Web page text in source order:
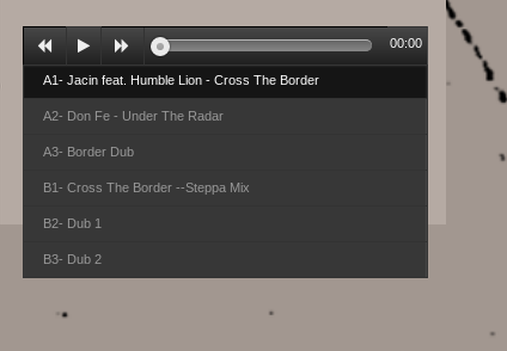
A1- Jacin feat. Humble Lion - Cross The Border
A2- Don Fe - Under The Radar
A3- Border Dub
B1- Cross The Border --Steppa Mix
B2- Dub 1
B3- Dub 2
00:00